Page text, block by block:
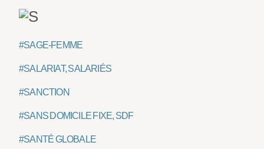
#SAGE-FEMME
#SALARIAT, SALARIÉS
#SANCTION
#SANS DOMICILE FIXE, SDF
#SANTÉ GLOBALE